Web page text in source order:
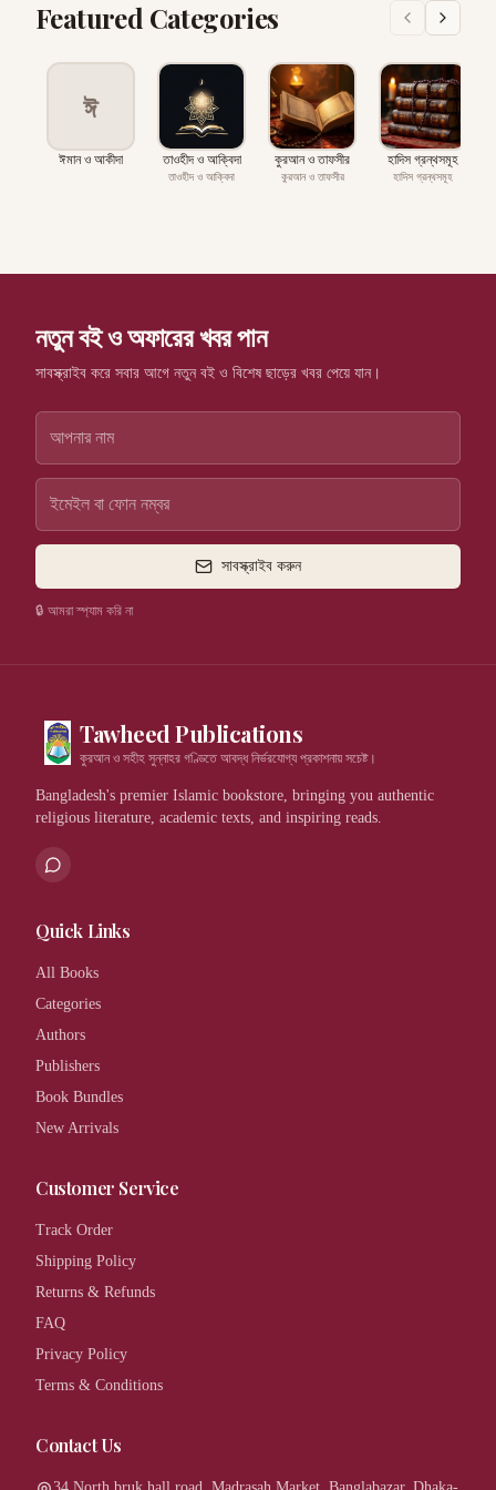
Featured Categories
ঈ
ঈমান ও আকীদা তাওহীদ ও আক্বিদা
তাওহীদ ও আক্বিদা
কুরআন ও তাফসীর
কুরআন ও তাফসীর
হাদিস গ্রন্থসমূহ
হাদিস গ্রন্থসমূহ
নতুন বই ও অফারের খবর পান
সাবস্ক্রাইব করে সবার আগে নতুন বই ও বিশেষ ছাড়ের খবর পেয়ে যান।
সাবস্ক্রাইব করুন
🔒 আমরা স্প্যাম করি না
Tawheed Publications
কুরআন ও সহীহ সুন্নাহর গণ্ডিতে আবদ্ধ নির্ভরযোগ্য প্রকাশনায় সচেষ্ট।
Bangladesh's premier Islamic bookstore, bringing you authentic
religious literature, academic texts, and inspiring reads.
Quick Links
All Books
Categories
Authors
Publishers
Book Bundles
New Arrivals
Customer Service
Track Order
Shipping Policy
Returns & Refunds
FAQ
Privacy Policy
Terms & Conditions
Contact Us
34 North bruk hall road, Madrasah Market, Banglabazar, Dhaka-